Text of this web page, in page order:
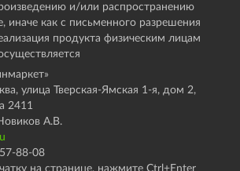
и/или распространению
иначе как с письменного разрешения
продукта физическим лицам
улица Тверская-Ямская 1-я, дом 2,
2411
А.В.
88-08
на странице, нажмите Ctrl+Enter